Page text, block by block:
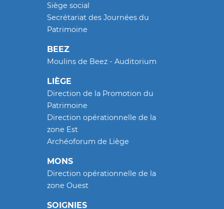
Siège social
Secrétariat des Journées du
Patrimoine
BEEZ
Moulins de Beez - Auditorium
LIÈGE
Direction de la Promotion du
Patrimoine
Direction opérationnelle de la
zone Est
Archéoforum de Liège
MONS
Direction opérationnelle de la
zone Ouest
SOIGNIES